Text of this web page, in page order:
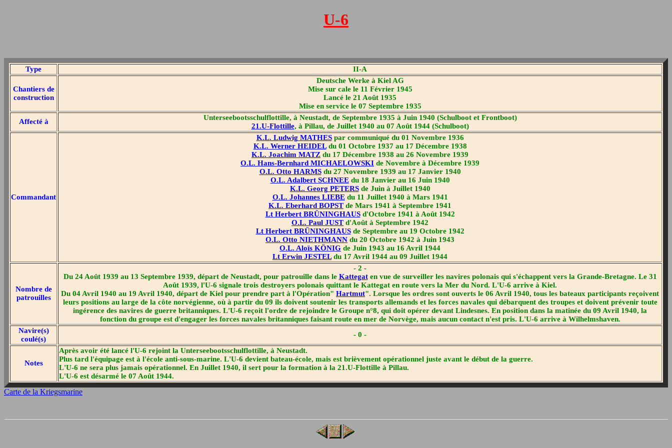
U-6
Type II-A
Chantiers de
construction
Deutsche Werke à Kiel AG
Mise sur cale le 11 Février 1945
Lancé le 21 Août 1935
Mise en service le 07 Septembre 1935
Affecté à
Unterseebootsschulflottille, à Neustadt, de Septembre 1935 à Juin 1940 (Schulboot et Frontboot)
21.U-Flottille, à Pillau, de Juillet 1940 au 07 Août 1944 (Schulboot)
Commandant
K.L. Ludwig MATHESpar communiqué du 01 Novembre 1936
K.L. Werner HEIDELdu 01 Octobre 1937 au 17 Décembre 1938
K.L. Joachim MATZ du 17 Décembre 1938 au 26 Novembre 1939
O.L. Hans-Bernhard MICHAELOWSKI de Novembre à Décembre 1939
O.L. Otto HARMSdu 27 Novembre 1939 au 17 Janvier 1940
O.L. Adalbert SCHNEEdu 18 Janvier au 16 Juin 1940
K.L. Georg PETERSde Juin à Juillet 1940
O.L. Johannes LIEBEdu 11 Juillet 1940 à Mars 1941
K.L. Eberhard BOPST de Mars 1941 à Septembre 1941
Lt Herbert BRÜNINGHAUSd'Octobre 1941 à Août 1942
O.L. Paul JUST d'Août à Septembre 1942
Lt Herbert BRÜNINGHAUSde Septembre au 19 Octobre 1942
O.L. Otto NIETHMANN du 20 Octobre 1942 à Juin 1943
O.L. Aloïs KÖNIG de Juin 1943 au 16 Avril 1944
Lt Erwin JESTELdu 17 Avril 1944 au 09 Juillet 1944
Nombre de
patrouilles
- 2 -
Du 24 Août 1939 au 13 Septembre 1939, départ de Neustadt, pour patrouille dans le Kattegaten vue de surveiller les navires polonais qui s'échappent vers la Grande-Bretagne. Le 31
Août 1939, l'U-6 signale trois destroyers polonais quittant le Kattegat en route vers la Mer du Nord. L'U-6 arrive à Kiel.
Du 04 Avril 1940 au 19 Avril 1940, départ de Kiel pour prendre part à l'Opération" Hartmut". Lorsque les ordres sont ouverts le 06 Avril 1940, tous les bateaux participants reçoivent
leurs positions au large de la côte norvégienne, où à partir du 09 ils doivent soutenir les transports allemands et les forces navales qui débarquent des troupes et doivent prévenir toute
ingérence des navires de guerre britanniques. L'U-6 reçoit l'ordre de rejoindre le Groupe n°8, qui doit opérer devant Lindesnes. En position dans la matinée du 09 Avril 1940, la
fonction du groupe est d'engager les forces navales britanniques faisant route en mer de Norvège, mais aucun contact n'est pris. L'U-6 arrive à Wilhelmshaven.
Navire(s)
coulé(s)
- 0 -
Notes
Après avoir été lancé l'U-6 rejoint la Unterseebootsschulflottille, à Neustadt.
Plus tard l'équipage est à l'école anti-sous-marine. L'U-6 devient bateau-école, mais est brièvement opérationnel juste avant le début de la guerre.
L'U-6 ne sera plus jamais opérationnel. En Juillet 1940, il sert pour la formation à la 21.U-Flottille à Pillau.
L'U-6 est désarmé le 07 Août 1944.
Carte de la Kriegsmarine